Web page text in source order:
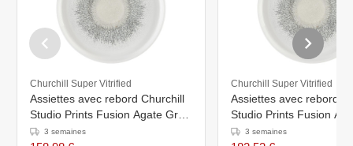
Churchill Super Vitrified
Assiettes avec rebord Churchill
Studio Prints Fusion Agate Grey
210mm (Lot de 6)
3 semaines
Churchill Super Vitrified
Assiettes avec rebord
Studio Prints Fusion
260mm (Lot de 6)
3 semaines